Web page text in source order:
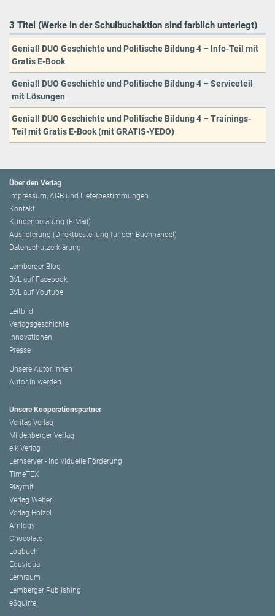
3 Titel (Werke in der Schulbuchaktion sind farblich unterlegt)
Genial! DUO Geschichte und Politische Bildung 4 – Info-Teil mit
Gratis E-Book
Genial! DUO Geschichte und Politische Bildung 4 – Serviceteil
mit Lösungen
Genial! DUO Geschichte und Politische Bildung 4 – Trainings-
Teil mit Gratis E-Book (mit GRATIS-YEDO)
Über den Verlag
Impressum, AGB und Lieferbestimmungen
Kontakt
Kundenberatung (E-Mail)
Auslieferung (Direktbestellung für den Buchhandel)
Datenschutzerklärung
Lemberger Blog
BVL auf Facebook
BVL auf Youtube
Leitbild
Verlagsgeschichte
Innovationen
Presse
Unsere Autor:innen
Autor:in werden
Unsere Kooperationspartner
Veritas Verlag
Mildenberger Verlag
elk Verlag
Lernserver - Individuelle Förderung
TimeTEX
Playmit
Verlag Weber
Verlag Hölzel
Amlogy
Chocolate
Logbuch
Eduvidual
Lernraum
Lemberger Publishing
eSquirrel